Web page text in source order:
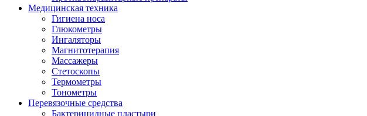
Медицинская техника
Гигиена носа
Глюкометры
Ингаляторы
Магнитотерапия
Массажеры
Стетоскопы
Термометры
Тонометры
Перевязочные средства
Бактерицидные пластыри